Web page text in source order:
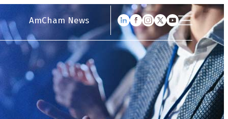
AmCham News
Nosotros
Trade & Innovation Center